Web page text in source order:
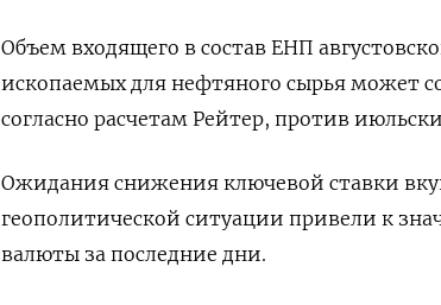
Объем входящего в состав ЕНП
ископаемых для нефтяного сырья может
согласно расчетам Рейтер, против
Ожидания снижения ключевой ставки
геополитической ситуации привели к
валюты за последние дни.